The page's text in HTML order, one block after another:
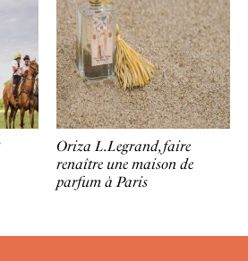
Oriza L.Legrand, faire
renaître une maison de
parfum à Paris